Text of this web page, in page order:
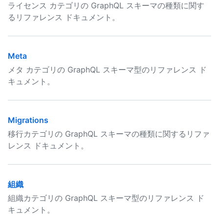
ライセンス カテゴリの GraphQL スキーマの種類に関す
るリファレンス ドキュメント。
Meta
メタ カテゴリの GraphQL スキーマ型のリファレンス ド
キュメント。
Migrations
移行カテゴリの GraphQL スキーマの種類に関するリファ
レンス ドキュメント。
組織
組織カテゴリの GraphQL スキーマ型のリファレンス ド
キュメント。